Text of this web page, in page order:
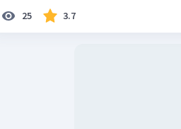
25 3.7